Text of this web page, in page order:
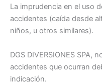
La imprudencia en el uso
accidentes (caí­da desde
niños, u otros similares).
DGS DIVERSIONES SPA,
accidentes que ocurran
indicación.